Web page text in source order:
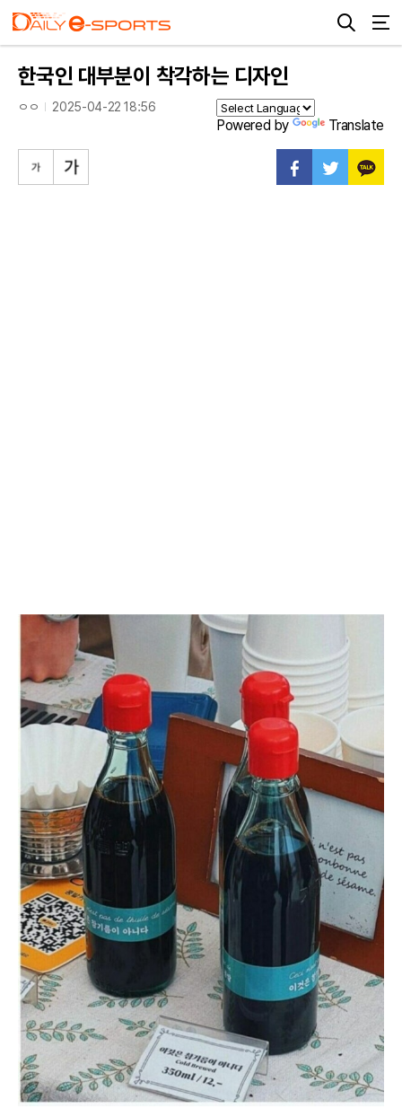
한국인 대부분이 착각하는 디자인
ㅇㅇ 2025-04-22 18:56
Powered by Translate